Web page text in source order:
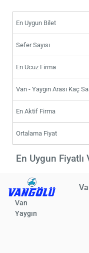
En Uygun Bilet
Sefer Sayısı
En Ucuz Firma
Van - Yaygın Arası Kaç
En Aktif Firma
Ortalama Fiyat
En Uygun
Van
Yaygın